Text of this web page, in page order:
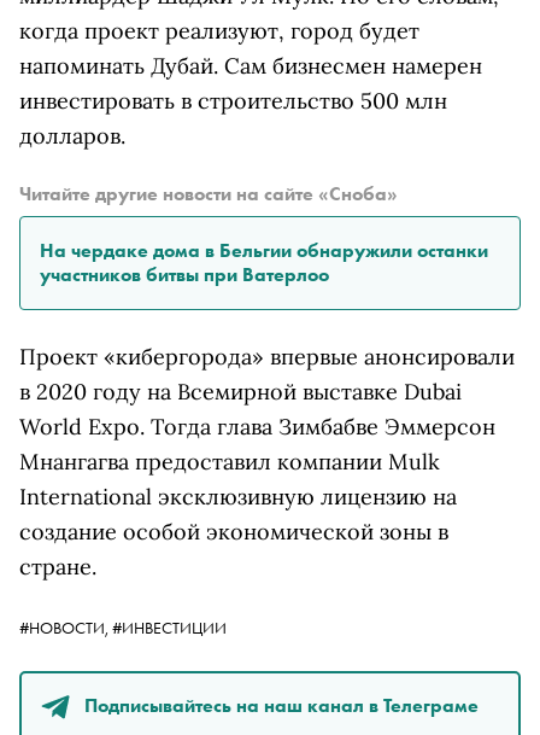
когда проект реализуют, город будет
напоминать Дубай. Сам бизнесмен намерен
инвестировать в строительство 500 млн
долларов.
Читайте другие новости на сайте «Сноба»
На чердаке дома в Бельгии обнаружили останки
участников битвы при Ватерлоо
Проект «кибергорода» впервые анонсировали
в 2020 году на Всемирной выставке Dubai
World Expo. Тогда глава Зимбабве Эммерсон
Мнангагва предоставил компании Mulk
International эксклюзивную лицензию на
создание особой экономической зоны в
стране.
#НОВОСТИ, #ИНВЕСТИЦИИ
Подписывайтесь на наш канал в Телеграме